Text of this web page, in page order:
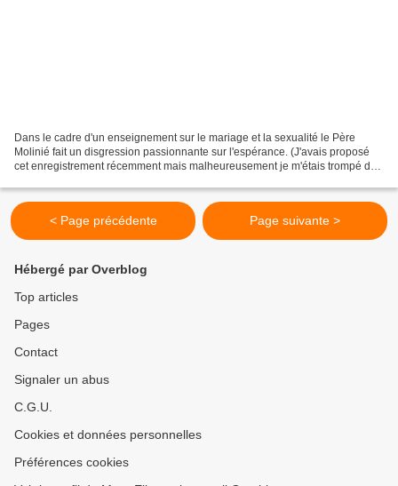
Dans le cadre d'un enseignement sur le mariage et la sexualité le Père
Molinié fait un disgression passionnante sur l'espérance. (J'avais proposé
cet enregistrement récemment mais malheureusement je m'étais trompé de
< Page précédente Page suivante >
Hébergé par Overblog
Top articles
Pages
Contact
Signaler un abus
C.G.U.
Cookies et données personnelles
Préférences cookies